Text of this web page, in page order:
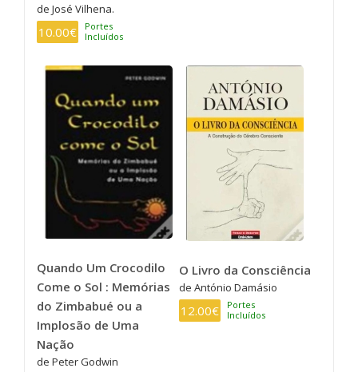
de José Vilhena.
10.00€
Portes
Incluídos
Quando Um Crocodilo
Come o Sol : Memórias
do Zimbabué ou a
Implosão de Uma
Nação
de Peter Godwin
O Livro da Consciência
de António Damásio
12.00€
Portes
Incluídos